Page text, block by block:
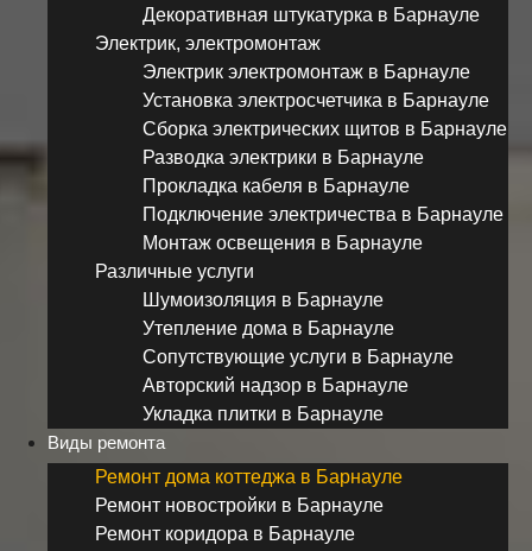
Декоративная штукатурка в Барнауле
Электрик, электромонтаж
Электрик электромонтаж в Барнауле
Установка электросчетчика в Барнауле
Сборка электрических щитов в Барнауле
Разводка электрики в Барнауле
Прокладка кабеля в Барнауле
Подключение электричества в Барнауле
Монтаж освещения в Барнауле
Различные услуги
Шумоизоляция в Барнауле
Утепление дома в Барнауле
Сопутствующие услуги в Барнауле
Авторский надзор в Барнауле
Укладка плитки в Барнауле
Виды ремонта
Ремонт дома коттеджа в Барнауле
Ремонт новостройки в Барнауле
Ремонт коридора в Барнауле